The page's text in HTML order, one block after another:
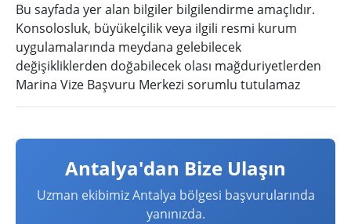
Bu sayfada yer alan bilgiler bilgilendirme amaçlıdır.
Konsolosluk, büyükelçilik veya ilgili resmi kurum
uygulamalarında meydana gelebilecek
değişikliklerden doğabilecek olası mağduriyetlerden
Marina Vize Başvuru Merkezi sorumlu tutulamaz
Antalya'dan Bize Ulaşın
Uzman ekibimiz Antalya bölgesi başvurularında
yanınızda.